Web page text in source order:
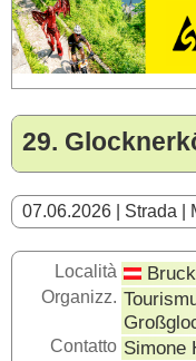
29.
07.06.2026 | Strada |
Località
Organizz.
Contatto Simone